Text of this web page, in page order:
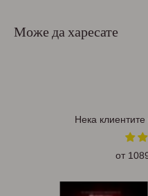
Може да харесате
Нека
от